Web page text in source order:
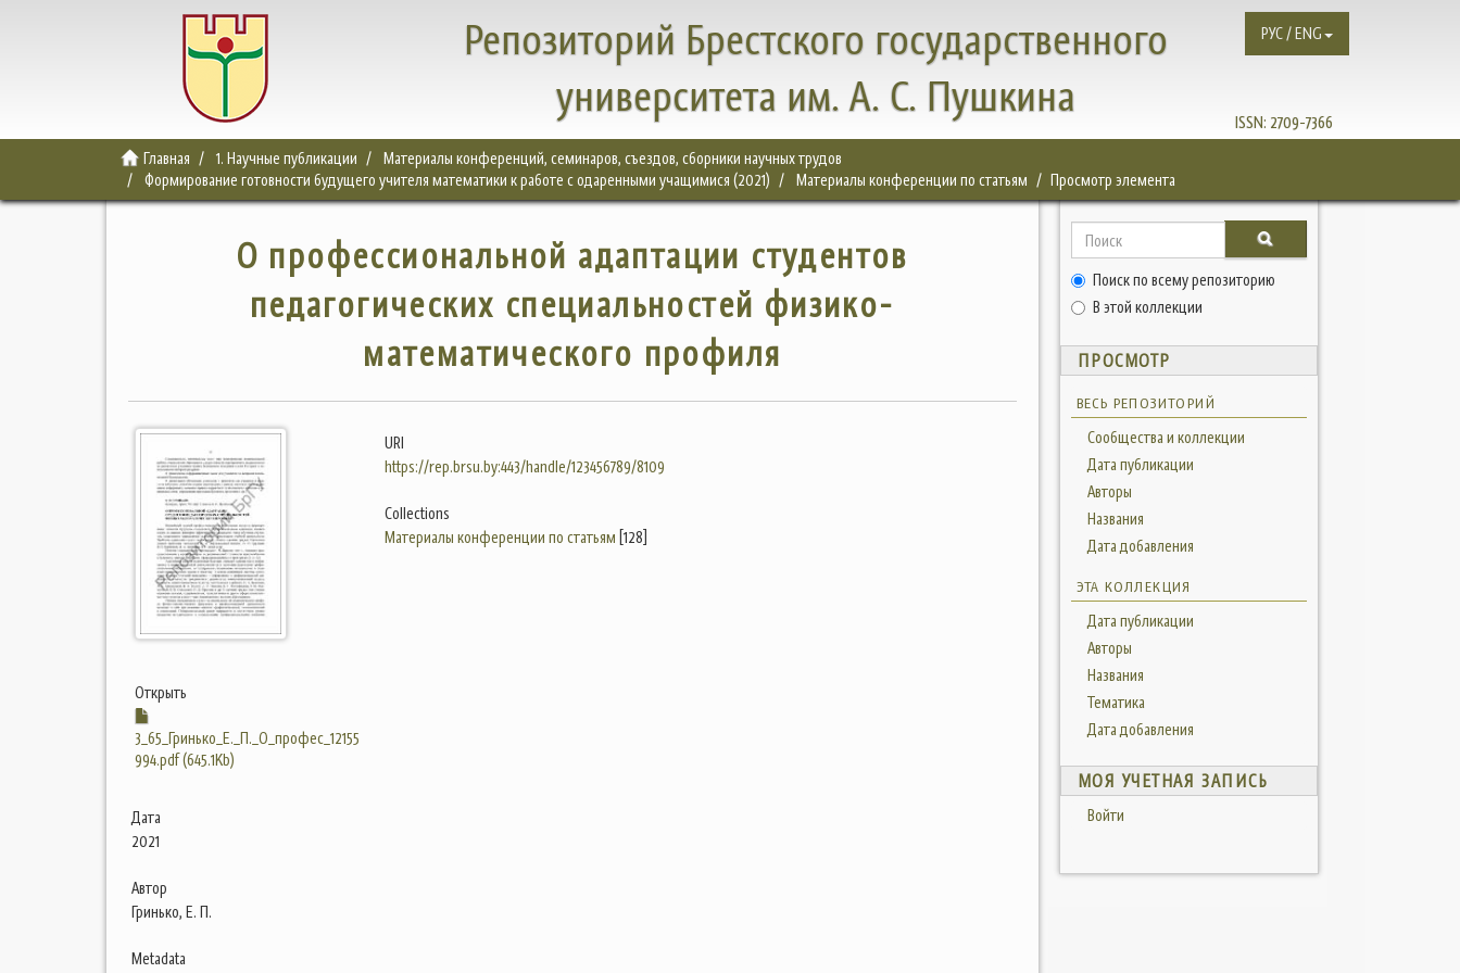
Репозиторий Брестского государственного
университета им. А. С. Пушкина
ISSN: 2709-7366
РУС / ENG
Главная 1. Научные публикации
Материалы конференций, семинаров, съездов, сборники научных трудов
Формирование готовности будущего учителя математики к работе с одаренными учащимися (2021)
Материалы конференции по статьям Просмотр элемента
О профессиональной адаптации студентов
педагогических специальностей физико-
математического профиля
Открыть
3_65_Гринько_Е._П._О_профес_12155
994.pdf (645.1Kb)
Дата
2021
Автор
Гринько, Е. П.
Metadata
URI
https://rep.brsu.by:443/handle/123456789/8109
Collections
Материалы конференции по статьям [128]
Поиск по всему репозиторию
В этой коллекции
ПРОСМОТР
ВЕСЬ РЕПОЗИТОРИЙ
Сообщества и коллекции
Дата публикации
Авторы
Названия
Дата добавления
ЭТА КОЛЛЕКЦИЯ
Дата публикации
Авторы
Названия
Тематика
Дата добавления
МОЯ УЧЕТНАЯ ЗАПИСЬ
Войти